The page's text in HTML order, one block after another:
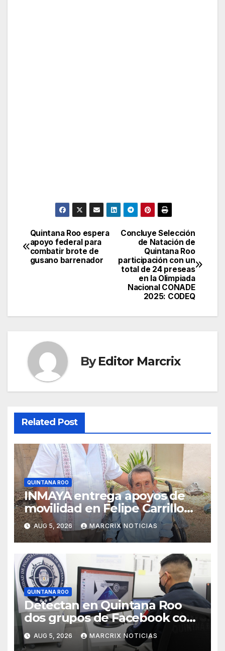
Post
navigation
Concluye Selección
de Natación de
Quintana Roo
participación con un
total de 24 preseas
en la Olimpiada
Nacional CONADE
2025: CODEQ
Quintana Roo espera
apoyo federal para
combatir brote de
gusano barrenador
ByEditor Marcrix
Related Post
QUINTANA ROO
INMAYA entrega apoyos de
movilidad en Felipe Carrillo
Puerto
AUG 5, 2026 MARCRIX NOTICIAS
QUINTANA ROO
Detectan en Quintana Roo
dos grupos de Facebook con
presunto material de abuso
infantil
AUG 5, 2026 MARCRIX NOTICIAS